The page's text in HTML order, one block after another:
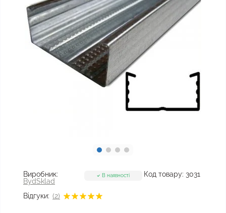
Виробник:
BydSklad
Код товару: 3031
Відгуки: (2)
В наявності